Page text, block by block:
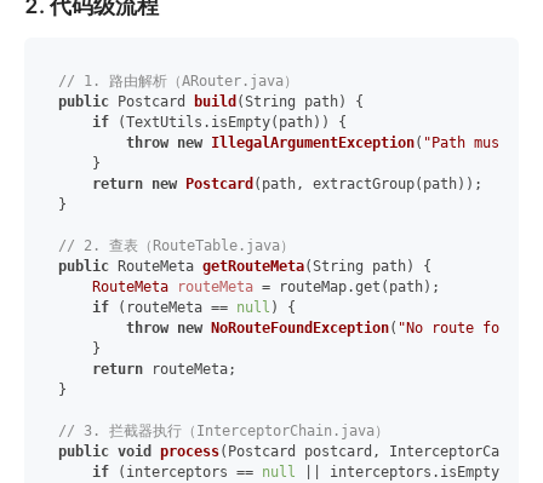
2. 代码级流程
// 1. 路由解析（ARouter.java）
public Postcard build (String path)
{
if (TextUtils.isEmpty(path)) {
throw new IllegalArgumentException( "Path must
    }
return new Postcard (path, extractGroup(path));
}
// 2. 查表（RouteTable.java）
public RouteMeta getRouteMeta(String path)
{
RouteMeta
routeMeta = routeMap.get(path);
if (routeMeta == null ) {
throw new NoRouteFoundException( "No route found
    }
return routeMeta;
}
// 3. 拦截器执行（InterceptorChain.java）
public void process(Postcard postcard,
if (interceptors == null || interceptors.isEmpty()) {